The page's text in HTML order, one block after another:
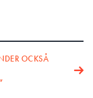
OCKSÅ